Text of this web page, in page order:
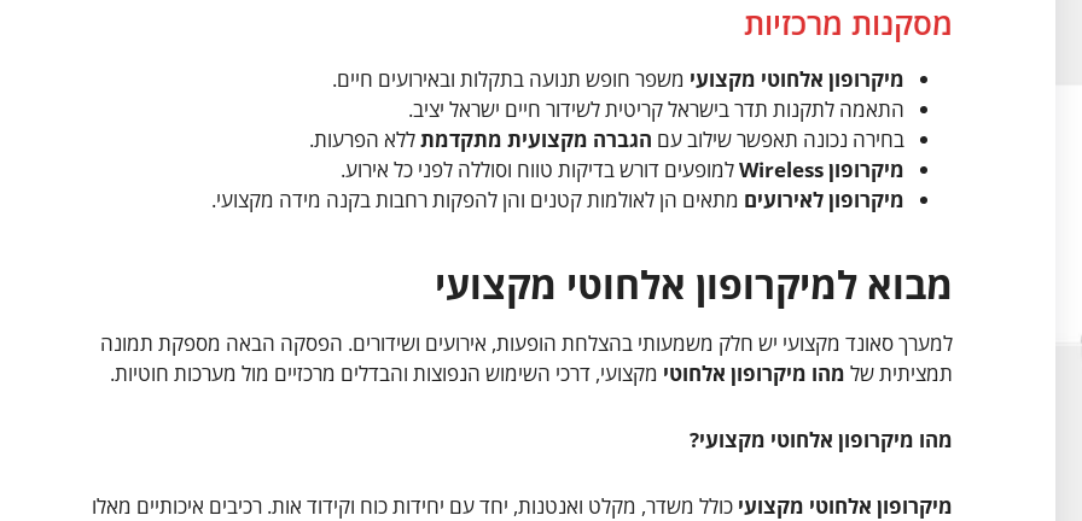
מסקנות מרכזיות
מיקרופון אלחוטי מקצועי משפר חופש תנועה בתקלות ובאירועים חיים.
התאמה לתקנות תדר בישראל קריטית לשידור חיים ישראל יציב.
בחירה נכונה תאפשר שילוב עם הגברה מקצועית מתקדמתללא הפרעות.
מיקרופון Wireless
למופעים דורש בדיקות טווח וסוללה לפני כל אירוע.
מיקרופון לאירועים מתאים הן לאולמות קטנים והן להפקות רחבות בקנה מידה מקצועי.
מבוא למיקרופון אלחוטי מקצועי
למערך סאונד מקצועי יש חלק משמעותי בהצלחת הופעות, אירועים ושידורים. הפסקה הבאה מספקת תמונה
תמציתית של מהו מיקרופון אלחוטי מקצועי, דרכי השימוש הנפוצות והבדלים מרכזיים מול מערכות חוטיות.
מהו מיקרופון אלחוטי מקצועי?
מיקרופון אלחוטי מקצועי כולל משדר, מקלט ואנטנות, יחד עם יחידות כוח וקידוד אות. רכיבים איכותיים מאלו